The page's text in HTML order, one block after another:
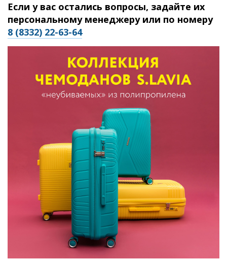
Если у вас остались вопросы, задайте их
персональному менеджеру или по номеру
8 (8332) 22-63-64